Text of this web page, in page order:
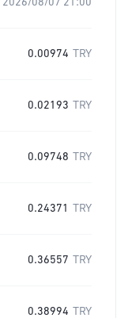
2026/08/07 21:00
0.00974 TRY
0.02193 TRY
0.09748 TRY
0.24371 TRY
0.36557 TRY
0.38994 TRY